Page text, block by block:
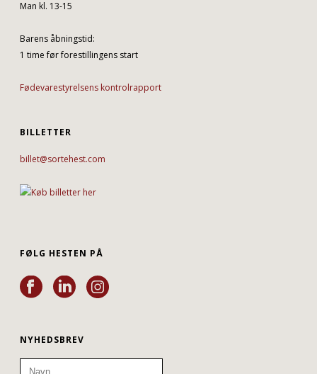
Man kl. 13-15
Barens åbningstid:
1 time før forestillingens start
Fødevarestyrelsens kontrolrapport
BILLETTER
billet@sortehest.com
FØLG HESTEN PÅ
NYHEDSBREV